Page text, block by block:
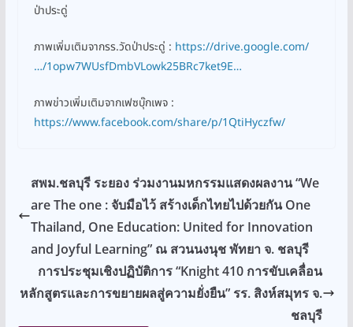
ป่าประดู่
ภาพเพิ่มเติมจากรร.วัดป่าประดู่ : https://drive.google.com/
…/1opw7WUsfDmbVLowk25BRc7ket9E…
ภาพข่าวเพิ่มเติมจากเฟซบุ๊กเพจ :
https://www.facebook.com/share/p/1QtiHyczfw/
สพม.ชลบุรี ระยอง ร่วมงานมหกรรมแสดงผลงาน “We
are The one : จับมือไว้ สร้างเด็กไทยไปด้วยกัน One
Thailand, One Education: United for Innovation
and Joyful Learning” ณ สวนนงนุช พัทยา จ. ชลบุรี
การประชุมเชิงปฏิบัติการ “Knight 410 การขับเคลื่อน
หลักสูตรและการขยายผลสู่ความยั่งยืน” รร. สิงห์สมุทร จ.
ชลบุรี